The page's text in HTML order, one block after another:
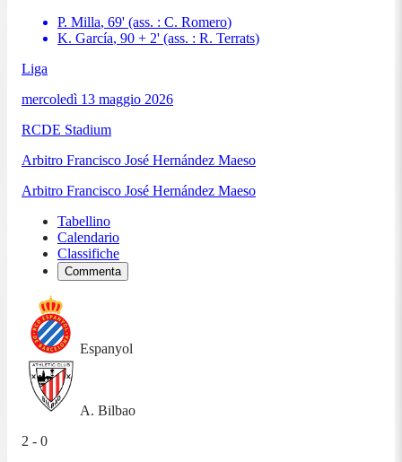
P. Milla, 69' (ass. : C. Romero)
K. García, 90 + 2' (ass. : R. Terrats)
Liga
mercoledì 13 maggio 2026
RCDE Stadium
Arbitro Francisco José Hernández Maeso
Arbitro Francisco José Hernández Maeso
Tabellino
Calendario
Classifiche
Commenta
Espanyol
A. Bilbao
2 - 0